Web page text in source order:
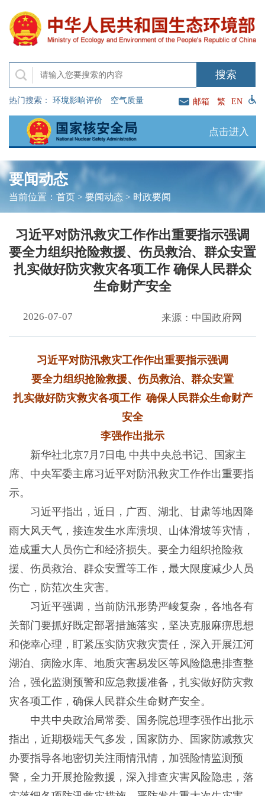
热门搜索： 环境影响评价 空气质量 邮箱 繁 EN
点击进入
要闻动态
当前位置： 首页> 要闻动态 > 时政要闻
习近平对防汛救灾工作作出重要指示强调
要全力组织抢险救援、伤员救治、群众安置
扎实做好防灾救灾各项工作 确保人民群众
生命财产安全
2026-07-07 来源：中国政府网
习近平对防汛救灾工作作出重要指示强调
要全力组织抢险救援、伤员救治、群众安置
扎实做好防灾救灾各项工作 确保人民群众生命财产
安全
李强作出批示
新华社北京7月7日电 中共中央总书记、国家主
席、中央军委主席习近平对防汛救灾工作作出重要指
示。
习近平指出，近日，广西、湖北、甘肃等地因降
雨大风天气，接连发生水库溃坝、山体滑坡等灾情，
造成重大人员伤亡和经济损失。要全力组织抢险救
援、伤员救治、群众安置等工作，最大限度减少人员
伤亡，防范次生灾害。
习近平强调，当前防汛形势严峻复杂，各地各有
关部门要抓好既定部署措施落实，坚决克服麻痹思想
和侥幸心理，盯紧压实防灾救灾责任，深入开展江河
湖泊、病险水库、地质灾害易发区等风险隐患排查整
治，强化监测预警和应急救援准备，扎实做好防灾救
灾各项工作，确保人民群众生命财产安全。
中共中央政治局常委、国务院总理李强作出批示
指出，近期极端天气多发，国家防办、国家防减救灾
办要指导各地密切关注雨情汛情，加强险情监测预
警，全力开展抢险救援，深入排查灾害风险隐患，落